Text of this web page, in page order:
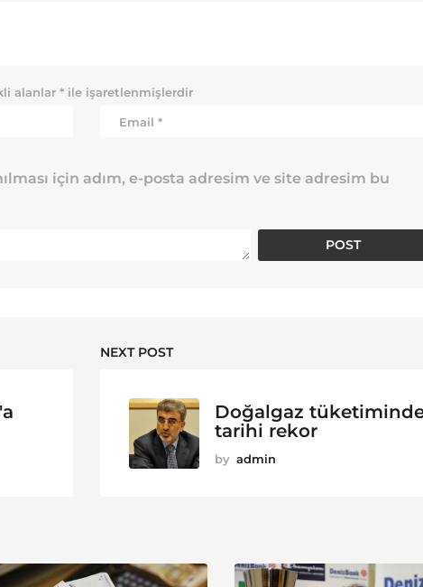
alanlar * ile işaretlenmişlerdir
için adım, e-posta adresim ve site adresim bu
NEXT POST
Doğalgaz
tarihi rekor
by admin